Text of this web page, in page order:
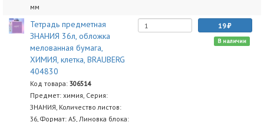
мм
Тетрадь предметная
ЗНАНИЯ 36л, обложка
мелованная бумага,
ХИМИЯ, клетка, BRAUBERG
404830
Код товара: 306514
Предмет: химия, Серия:
ЗНАНИЯ, Количество листов:
36, Формат: А5, Линовка блока:
19
В наличии